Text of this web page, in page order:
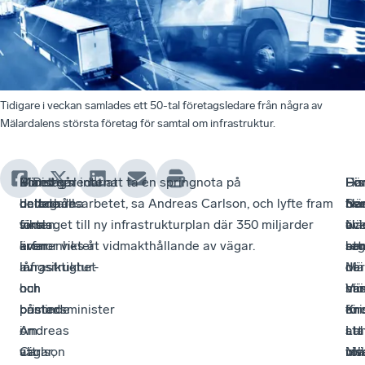
Tidigare i veckan samlades ett 50-tal företagsledare från några av
Mälardalens största företag för samtal om infrastruktur.
Bland
deltagarna
fanns
även
infrastruktur-
och
bostadsminister
Andreas
Carlson
Företagsledarna
delade
sina
erfarenheter
av
hur
brister
i
vägar,
Ministern
betonade
vikten
av
långsiktighet
och
påminde
om
att
– Det går inte att ta en springnota på
underhållsarbetet, sa Andreas Carlson, och lyfte fram
förslaget till ny infrastrukturplan där 350 miljarder
kronor viks åt vidmakthållande av vägar.
att
har
en
roll
där
att
För
i
–
vi
de
i